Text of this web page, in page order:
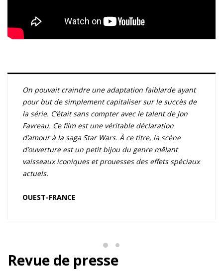
On pouvait craindre une adaptation faiblarde ayant
pour but de simplement capitaliser sur le succès de
la série. C’était sans compter avec le talent de Jon
Favreau. Ce film est une véritable déclaration
d’amour à la saga Star Wars. À ce titre, la scène
d’ouverture est un petit bijou du genre mêlant
vaisseaux iconiques et prouesses des effets spéciaux
actuels.
OUEST-FRANCE
Revue de presse